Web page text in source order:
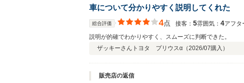
車について分かりやすく説明してくれた
総合評価 4点 接客： 5雰囲気： 4アフタ
説明が的確でわかりやすく、スムーズに判断できた。
ザッキーさん トヨタ プリウスα（2026/07購入）
販売店の返信